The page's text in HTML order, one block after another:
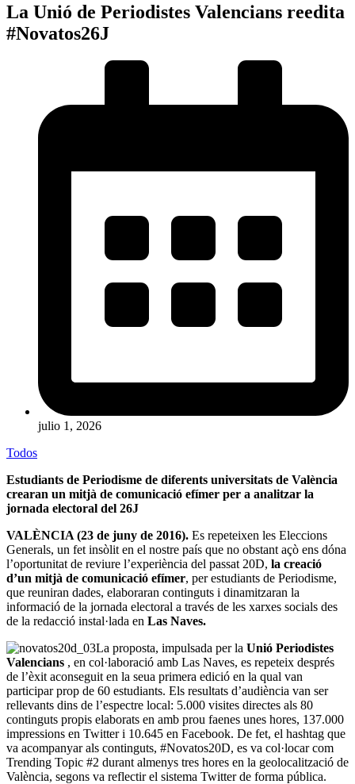
La Unió de Periodistes Valencians reedita
#Novatos26J
julio 1, 2026
Todos
Estudiants de Periodisme de diferents universitats de València
crearan un mitjà de comunicació efímer per a analitzar la
jornada electoral del 26J
VALÈNCIA (23 de juny de 2016). Es repeteixen les Eleccions
Generals, un fet insòlit en el nostre país que no obstant açò ens dóna
l’oportunitat de reviure l’experiència del passat 20D, la creació
d’un mitjà de comunicació efímer, per estudiants de Periodisme,
que reuniran dades, elaboraran continguts i dinamitzaran la
informació de la jornada electoral a través de les xarxes socials des
de la redacció instal·lada en Las Naves.
La proposta, impulsada per la Unió Periodistes
Valencians , en col·laboració amb Las Naves, es repeteix després
de l’èxit aconseguit en la seua primera edició en la qual van
participar prop de 60 estudiants. Els resultats d’audiència van ser
rellevants dins de l’espectre local: 5.000 visites directes als 80
continguts propis elaborats en amb prou faenes unes hores, 137.000
impressions en Twitter i 10.645 en Facebook. De fet, el hashtag que
va acompanyar als continguts, #Novatos20D, es va col·locar com
Trending Topic #2 durant almenys tres hores en la geolocalització de
València, segons va reflectir el sistema Twitter de forma pública.